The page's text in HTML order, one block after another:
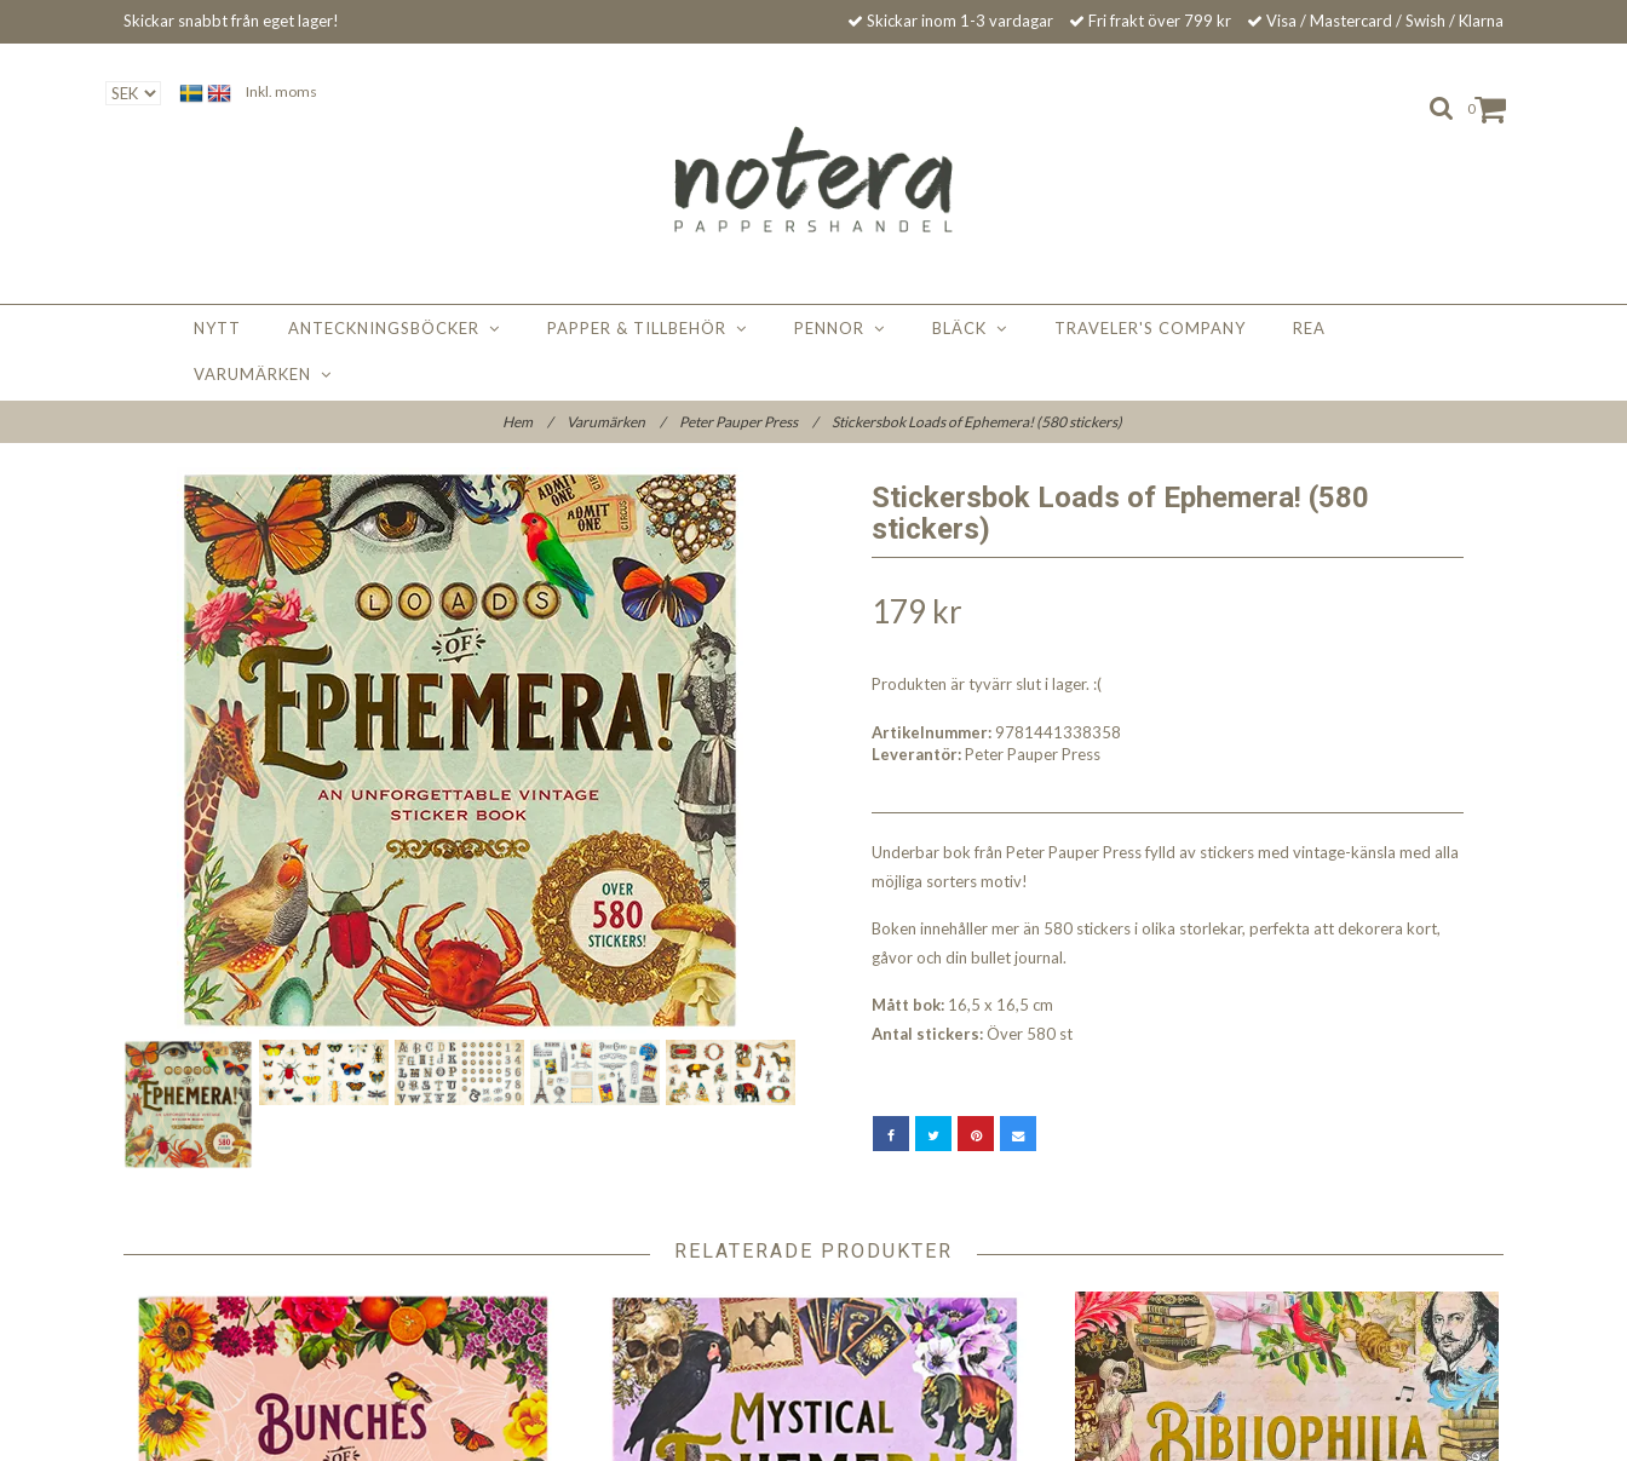
Skickar snabbt från eget lager! Skickar inom 1-3 vardagar Fri frakt över 799 kr Visa / Mastercard / Swish / Klarna
0
Inkl. moms
NYTT ANTECKNINGSBÖCKER PAPPER & TILLBEHÖR PENNOR BLÄCK TRAVELER'S COMPANY REA
VARUMÄRKEN
Hem / Varumärken / Peter Pauper Press / Stickersbok Loads of Ephemera! (580 stickers)
Stickersbok Loads of Ephemera! (580
stickers)
179 kr
Produkten är tyvärr slut i lager. :(
Artikelnummer: 9781441338358
Leverantör:Peter Pauper Press
Underbar bok från Peter Pauper Press fylld av stickers med vintage-känsla med alla
möjliga sorters motiv!
Boken innehåller mer än 580 stickers i olika storlekar, perfekta att dekorera kort,
gåvor och din bullet journal.
Mått bok: 16,5 x 16,5 cm
Antal stickers:Över 580 st
RELATERADE PRODUKTER